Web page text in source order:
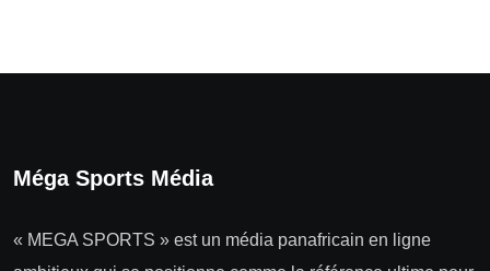
Méga Sports Média
« MEGA SPORTS » est un média panafricain en ligne